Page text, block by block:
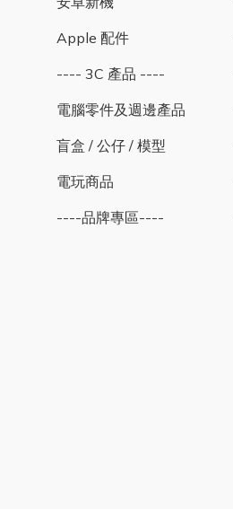
Apple 配件
---- 3C 產品 ----
電腦零件及週邊產品
盲盒 / 公仔 / 模型
電玩商品
----品牌專區----